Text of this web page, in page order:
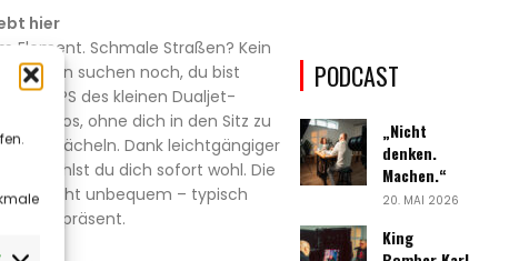
hier
Element. Schmale Straßen? Kein
anderen suchen noch, du bist
Die 82 PS des kleinen Dualjet-
los, ohne dich in den Sitz zu
ein Lächeln. Dank leichtgängiger
fühlst du dich sofort wohl. Die
nicht unbequem – typisch
präsent.
PODCAST
„Nicht
denken.
Machen.“
20. MAI 2026
King